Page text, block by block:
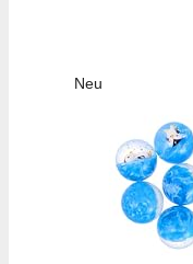
Neu